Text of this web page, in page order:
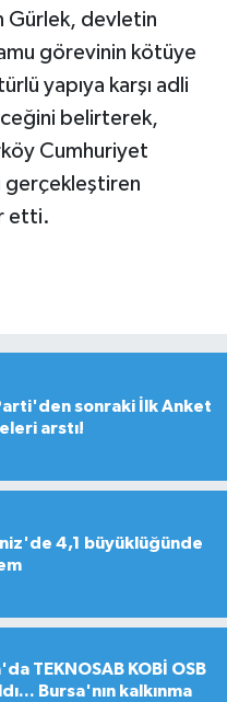
Gürlek, devletin
görevinin kötüye
yapıya karşı adli
belirterek,
Cumhuriyet
gerçekleştiren
etti.
sonraki İlk Anket
arstı!
4,1 büyüklüğünde
TEKNOSAB KOBİ OSB
Bursa'nın kalkınma